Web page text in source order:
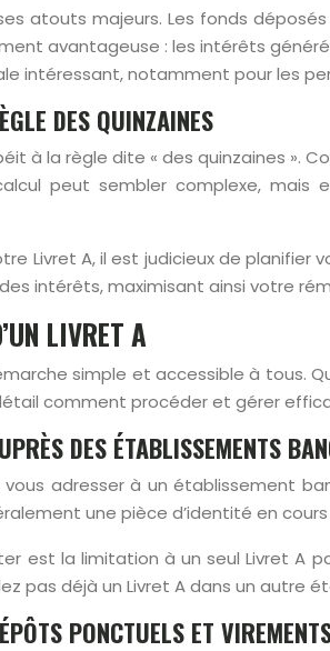
atouts majeurs. Les fonds
avantageuse : les intérêts
intéressant, notamment pour les
DES QUINZAINES
à la règle dite « des quinzaines ».
peut sembler complexe, mais
Livret A, il est judicieux de
intérêts, maximisant ainsi votre
LIVRET A
simple et accessible à
comment procéder et gérer
DES ÉTABLISSEMENTS
vous adresser à un établissement
une pièce d’identité en
est la limitation à un seul Livret A
pas déjà un Livret A dans un
PONCTUELS ET